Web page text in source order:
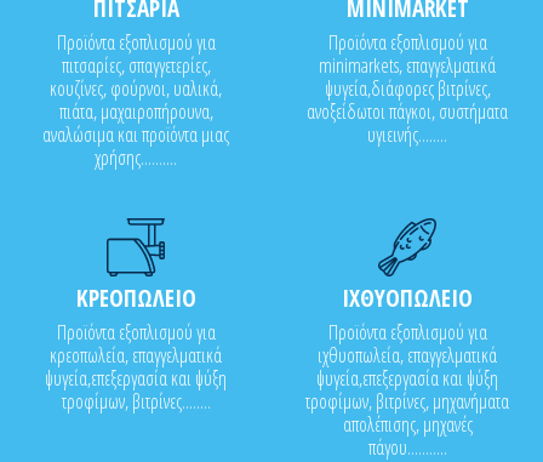
ΠΙΤΣΑΡΙΑ
Προϊόντα εξοπλισμού για
πιτσαρίες, σπαγγετερίες,
κουζίνες, φούρνοι, υαλικά,
πιάτα, μαχαιροπήρουνα,
αναλώσιμα και προϊόντα μιας
χρήσης..........
MINIMARKET
Προϊόντα εξοπλισμού για
minimarkets, επαγγελματικά
ψυγεία,διάφορες βιτρίνες,
ανοξείδωτοι πάγκοι, συστήματα
υγιεινής........
ΚΡΕΟΠΩΛΕΙΟ
Προϊόντα εξοπλισμού για
κρεοπωλεία, επαγγελματικά
ψυγεία,επεξεργασία και ψύξη
τροφίμων, βιτρίνες........
ΙΧΘΥΟΠΩΛΕΙΟ
Προϊόντα εξοπλισμού για
ιχθυοπωλεία, επαγγελματικά
ψυγεία,επεξεργασία και ψύξη
τροφίμων, βιτρίνες, μηχανήματα
απολέπισης, μηχανές
πάγου...........